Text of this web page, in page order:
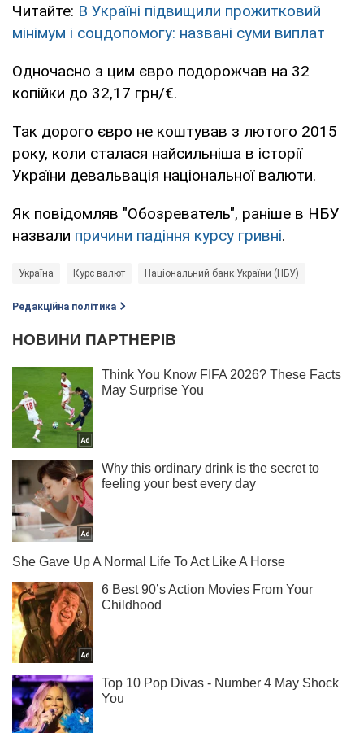
Читайте: В Україні підвищили прожитковий
мінімум і соцдопомогу: названі суми виплат
Одночасно з цим євро подорожчав на 32
копійки до 32,17 грн/€.
Так дорого євро не коштував з лютого 2015
року, коли сталася найсильніша в історії
України девальвація національної валюти.
Як повідомляв "Обозреватель", раніше в НБУ
назвали причини падіння курсу гривні.
Україна Курс валют Національний банк України (НБУ)
Редакційна політика